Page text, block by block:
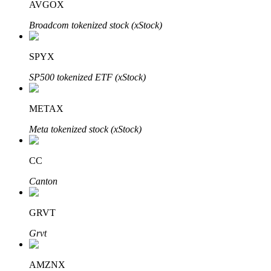
Blokady BTR
Ekskluzywne inwestycje dla posiadaczy BTR
Pożyczki
AVGOX
Broadcom tokenized stock (xStock)
SPYX
SP500 tokenized ETF (xStock)
METAX
Meta tokenized stock (xStock)
CC
Canton
GRVT
Grvt
AMZNX